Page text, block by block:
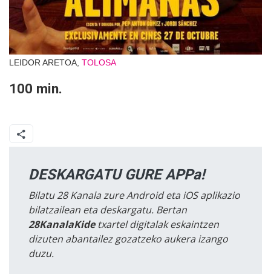
LEIDOR ARETOA, TOLOSA
100 min.
DESKARGATU GURE APPa!
Bilatu 28 Kanala zure Android eta iOS aplikazio
bilatzailean eta deskargatu. Bertan
28KanalaKidetxartel digitalak eskaintzen
dizuten abantailez gozatzeko aukera izango
duzu.